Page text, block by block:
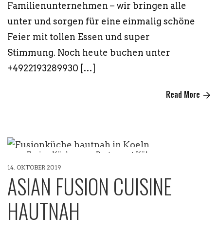
Familienunternehmen – wir bringen alle
unter und sorgen für eine einmalig schöne
Feier mit tollen Essen und super
Stimmung. Noch heute buchen unter
+4922193289930 […]
Read More
Fusion Küche Restaurant Köln
14. OKTOBER 2019
ASIAN FUSION CUISINE
HAUTNAH